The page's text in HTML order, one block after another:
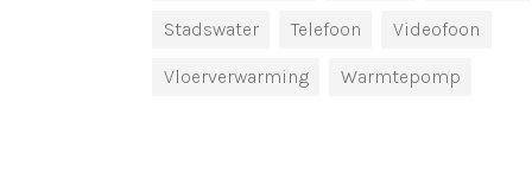
Stadswater Telefoon Videofoon
Vloerverwarming Warmtepomp